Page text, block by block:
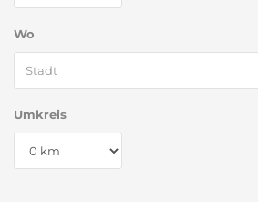
Wo
Umkreis